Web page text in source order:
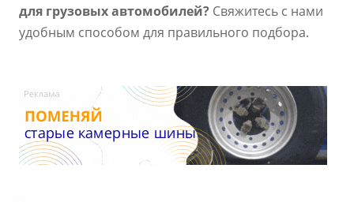
для грузовых автомобилей? Свяжитесь с нами
удобным способом для правильного подбора.